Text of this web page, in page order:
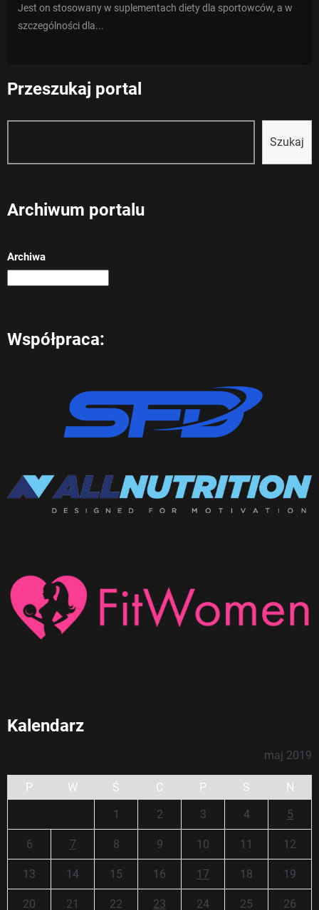
Jest on stosowany w suplementach diety dla sportowców, a w
szczególności dla...
Przeszukaj portal
Szukaj
Archiwum portalu
Archiwa
Współpraca:
Kalendarz
maj 2019
P W Ś C P S
N
1
2 3 4 5
6 7 8 9 10 11 12
13 14 15 16 17 18 19
20 21 22 23 24 25 26